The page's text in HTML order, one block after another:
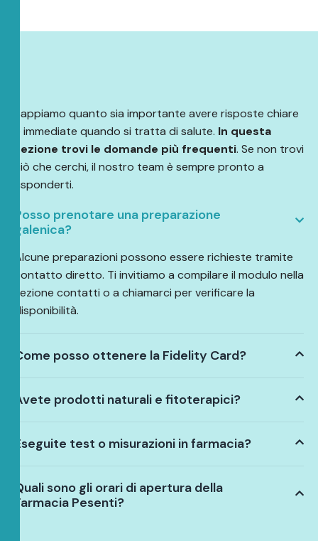
Sappiamo quanto sia importante avere risposte chiare
e immediate quando si tratta di salute. In questa
sezione trovi le domande più frequenti. Se non trovi
ciò che cerchi, il nostro team è sempre pronto a
risponderti.
Posso prenotare una preparazione
galenica?
Alcune preparazioni possono essere richieste tramite
contatto diretto. Ti invitiamo a compilare il modulo nella
sezione contatti o a chiamarci per verificare la
disponibilità.
Come posso ottenere la Fidelity Card?
Avete prodotti naturali e fitoterapici?
Eseguite test o misurazioni in farmacia?
Quali sono gli orari di apertura della
Farmacia Pesenti?